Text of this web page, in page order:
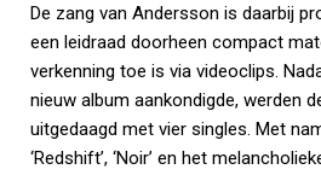
De zang van Andersson is daarbij
een leidraad doorheen compact
verkenning toe is via videoclips.
nieuw album aankondigde, werden
uitgedaagd met vier singles. Met
‘Redshift’, ‘Noir’ en het